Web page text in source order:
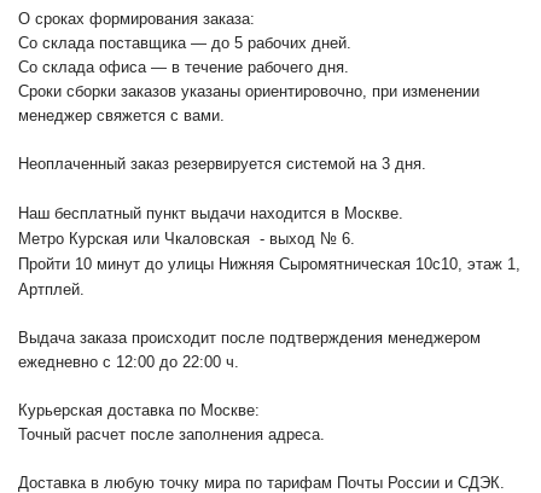
О сроках формирования заказа:
Со склада поставщика — до 5 рабочих дней.
Со склада офиса — в течение рабочего дня.
Сроки сборки заказов указаны ориентировочно, при изменении
менеджер свяжется с вами.
Неоплаченный заказ резервируется системой на 3 дня.
Наш бесплатный пункт выдачи находится в Москве.
Метро Курская или Чкаловская - выход № 6.
Пройти 10 минут до улицы Нижняя Сыромятническая 10с10, этаж 1,
Артплей.
Выдача заказа происходит после подтверждения менеджером
ежедневно с 12:00 до 22:00 ч.
Курьерская доставка по Москве:
Точный расчет после заполнения адреса.
Доставка в любую точку мира по тарифам Почты России и СДЭК.